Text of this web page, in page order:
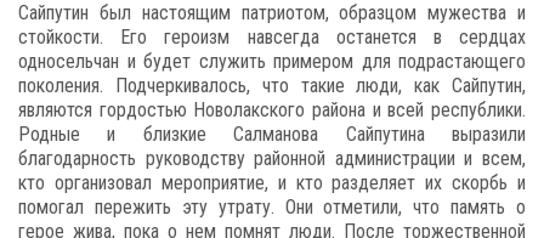
Сайпутин был настоящим патриотом, образцом мужества и
стойкости. Его героизм навсегда останется в сердцах
односельчан и будет служить примером для подрастающего
поколения. Подчеркивалось, что такие люди, как Сайпутин,
являются гордостью Новолакского района и всей республики.
Родные и близкие Салманова Сайпутина выразили
благодарность руководству районной администрации и всем,
кто организовал мероприятие, и кто разделяет их скорбь и
помогал пережить эту утрату. Они отметили, что память о
герое жива, пока о нем помнят люди. После торжественной